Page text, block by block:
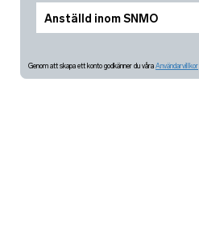
Anställd inom SNMO
Genom att skapa ett konto godkänner du våra Användarvillkor